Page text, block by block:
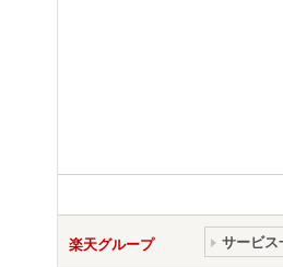
楽天グループ サービス